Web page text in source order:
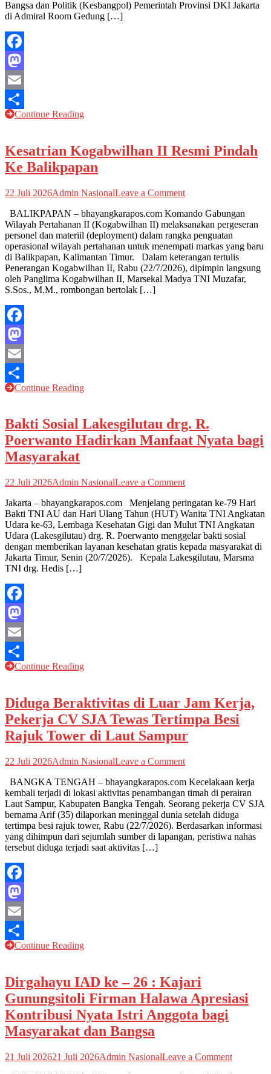
Bangsa dan Politik (Kesbangpol) Pemerintah Provinsi DKI Jakarta
di Admiral Room Gedung […]
Facebook
Mastodon
Email
ShareContinue Reading
Kesatrian Kogabwilhan II Resmi Pindah
Ke Balikpapan
22 Juli 2026Admin NasionalLeave a Commenton
Kogabwilhan
II
Resmi
Pindah
Ke
Balikpapan
BALIKPAPAN – bhayangkarapos.com Komando Gabungan
Wilayah Pertahanan II (Kogabwilhan II) melaksanakan pergeseran
personel dan materiil (deployment) dalam rangka penguatan
operasional wilayah pertahanan untuk menempati markas yang baru
di Balikpapan, Kalimantan Timur. Dalam keterangan tertulis
Penerangan Kogabwilhan II, Rabu (22/7/2026), dipimpin langsung
oleh Panglima Kogabwilhan II, Marsekal Madya TNI Muzafar,
S.Sos., M.M., rombongan bertolak […]
Facebook
Mastodon
Email
ShareContinue Reading
Bakti Sosial Lakesgilutau drg. R.
Poerwanto Hadirkan Manfaat Nyata bagi
Masyarakat
22 Juli 2026Admin NasionalLeave a Commenton
Sosial
Lakesgilutau
drg.
R.
Poerwanto
Hadirkan
Jakarta – bhayangkarapos.com Menjelang peringatan ke-79 Hari
Bakti TNI AU dan Hari Ulang Tahun (HUT) Wanita TNI Angkatan
Udara ke-63, Lembaga Kesehatan Gigi dan Mulut TNI Angkatan
Udara (Lakesgilutau) drg. R. Poerwanto menggelar bakti sosial
dengan memberikan layanan kesehatan gratis kepada masyarakat di
Jakarta Timur, Senin (20/7/2026). Kepala Lakesgilutau, Marsma
TNI drg. Hedis […]
Facebook
Mastodon
Email
ShareContinue Reading
Diduga Beraktivitas di Luar Jam Kerja,
Pekerja CV SJA Tewas Tertimpa Besi
Rajuk Tower di Laut Sampur
22 Juli 2026Admin NasionalLeave a Commenton
Beraktivitas
di
Luar
Jam
Kerja,
Pekerja
BANGKA TENGAH – bhayangkarapos.com Kecelakaan kerja
kembali terjadi di lokasi aktivitas penambangan timah di perairan
Laut Sampur, Kabupaten Bangka Tengah. Seorang pekerja CV SJA
bernama Arif (35) dilaporkan meninggal dunia setelah diduga
tertimpa besi rajuk tower, Rabu (22/7/2026). Berdasarkan informasi
yang dihimpun dari sejumlah sumber di lapangan, peristiwa nahas
tersebut diduga terjadi saat aktivitas […]
Facebook
Mastodon
Email
ShareContinue Reading
Dirgahayu IAD ke – 26 : Kajari
Gunungsitoli Firman Halawa Apresiasi
Kontribusi Nyata Istri Anggota bagi
Masyarakat dan Bangsa
21 Juli 202621 Juli 2026Admin NasionalLeave a Commenton